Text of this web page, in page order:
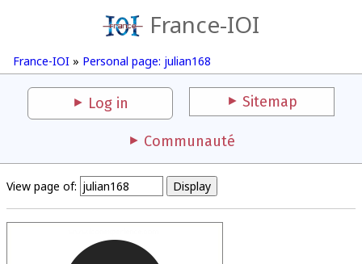
France-IOI
France-IOI » Personal page: julian168
Log in Sitemap
Communauté
View page of: